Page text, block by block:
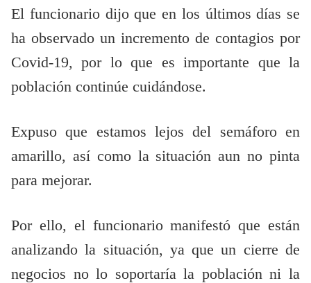
El funcionario dijo que en los últimos días se
ha observado un incremento de contagios por
Covid-19, por lo que es importante que la
población continúe cuidándose.
Expuso que estamos lejos del semáforo en
amarillo, así como la situación aun no pinta
para mejorar.
Por ello, el funcionario manifestó que están
analizando la situación, ya que un cierre de
negocios no lo soportaría la población ni la